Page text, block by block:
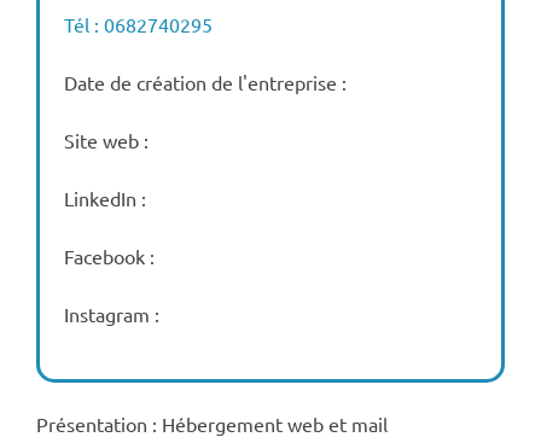
Tél : 0682740295
Date de création de l'entreprise :
Site web :
LinkedIn :
Facebook :
Instagram :
Présentation : Hébergement web et mail